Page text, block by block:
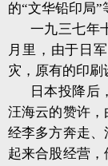
的“文华铅印局”
一九三七年
月里，由于日
灾，原有的印刷
日本投降后
汪海云的赞许，
经李多方奔走
起来合股经营，